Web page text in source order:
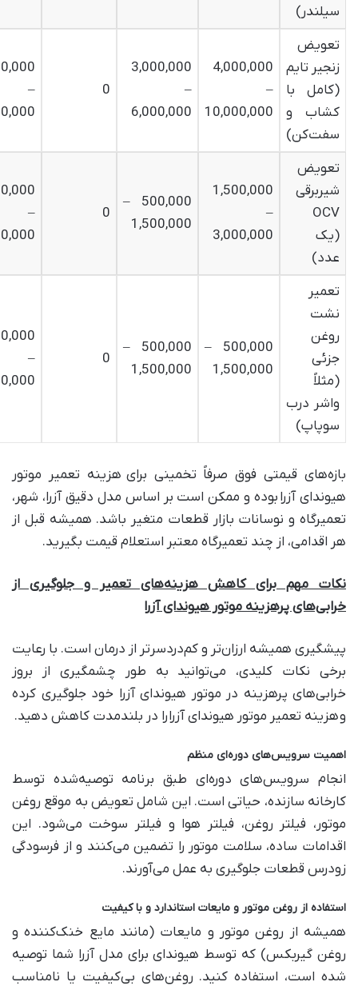
سیلندر)
تعویض
زنجیر تایم
(کامل با
کشاب و
سفت‌کن)
4,000,000
–
10,000,000
3,000,000
–
6,000,000
0
–
تعویض
شیربرقی
OCV
(یک
عدد)
1,500,000
–
3,000,000
500,000 –
1,500,000
0
–
تعمیر
نشت
روغن
جزئی
(مثلاً
واشر درب
سوپاپ)
500,000 –
1,500,000
500,000 –
1,500,000
0
–
بازه‌های قیمتی فوق صرفاً تخمینی برای هزینه تعمیر موتور
هیوندای آزرابوده و ممکن است بر اساس مدل دقیق آزرا، شهر،
تعمیرگاه و نوسانات بازار قطعات متغیر باشد. همیشه قبل از
هر اقدامی، از چند تعمیرگاه معتبر استعلام قیمت بگیرید.
نکات مهم برای کاهش هزینه‌های تعمیر و جلوگیری از
خرابی‌های پرهزینه موتور هیوندای آزرا
پیشگیری همیشه ارزان‌تر و کم‌دردسرتر از درمان است. با رعایت
برخی نکات کلیدی، می‌توانید به طور چشمگیری از بروز
خرابی‌های پرهزینه در موتور هیوندای آزرا خود جلوگیری کرده
وهزینه تعمیر موتور هیوندای آزرارا در بلندمدت کاهش دهید.
اهمیت سرویس‌های دوره‌ای منظم
انجام سرویس‌های دوره‌ای طبق برنامه توصیه‌شده توسط
کارخانه سازنده، حیاتی است. این شامل تعویض به موقع روغن
موتور، فیلتر روغن، فیلتر هوا و فیلتر سوخت می‌شود. این
اقدامات ساده، سلامت موتور را تضمین می‌کنند و از فرسودگی
زودرس قطعات جلوگیری به عمل می‌آورند.
استفاده از روغن موتور و مایعات استاندارد و با کیفیت
همیشه از روغن موتور و مایعات (مانند مایع خنک‌کننده و
روغن گیربکس) که توسط هیوندای برای مدل آزرا شما توصیه
شده است، استفاده کنید. روغن‌های بی‌کیفیت یا نامناسب